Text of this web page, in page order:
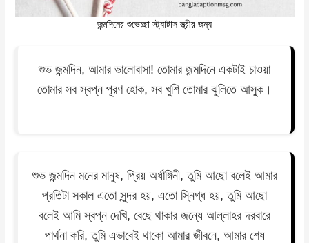
জন্মদিনের শুভেচ্ছা স্ট্যাটাস স্ত্রীর জন্য
শুভ জন্মদিন, আমার ভালোবাসা! তোমার জন্মদিনে একটাই চাওয়া
তোমার সব স্বপ্ন পূরণ হোক, সব খুশি তোমার ঝুলিতে আসুক।
শুভ জন্মদিন মনের মানুষ, প্রিয় অর্ধাঙ্গিনী, তুমি আছো বলেই আমার
প্রতিটা সকাল এতো সুন্দর হয়, এতো স্নিগ্ধ হয়, তুমি আছো
বলেই আমি স্বপ্ন দেখি, বেছে থাকার জন্যে আল্লাহর দরবারে
পার্থনা করি, তুমি এভাবেই থাকো আমার জীবনে, আমার শেষ